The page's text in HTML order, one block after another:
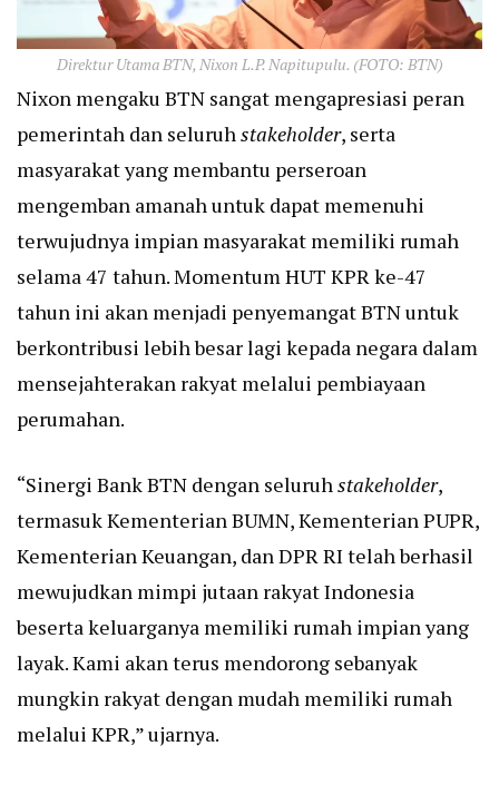
Direktur Utama BTN, Nixon L.P. Napitupulu. (FOTO: BTN)
Nixon mengaku BTN sangat mengapresiasi peran
pemerintah dan seluruhstakeholder, serta
masyarakat yang membantu perseroan
mengemban amanah untuk dapat memenuhi
terwujudnya impian masyarakat memiliki rumah
selama 47 tahun. Momentum HUT KPR ke-47
tahun ini akan menjadi penyemangat BTN untuk
berkontribusi lebih besar lagi kepada negara dalam
mensejahterakan rakyat melalui pembiayaan
perumahan.
“Sinergi Bank BTN dengan seluruhstakeholder,
termasuk Kementerian BUMN, Kementerian PUPR,
Kementerian Keuangan, dan DPR RI telah berhasil
mewujudkan mimpi jutaan rakyat Indonesia
beserta keluarganya memiliki rumah impian yang
layak. Kami akan terus mendorong sebanyak
mungkin rakyat dengan mudah memiliki rumah
melalui KPR,” ujarnya.